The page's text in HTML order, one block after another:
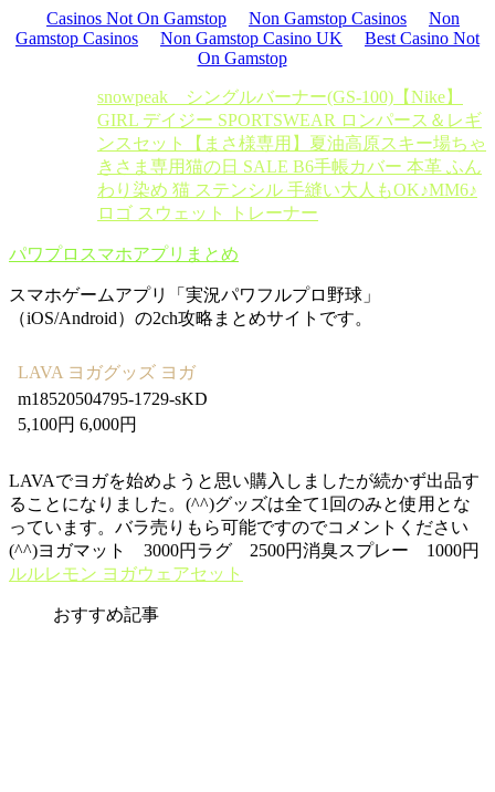
Casinos Not On Gamstop Non Gamstop Casinos
Non
Gamstop Casinos
Non Gamstop Casino UK
Best Casino Not
On Gamstop
snowpeak シングルバーナー(GS-100) 【Nike】
GIRL デイジー SPORTSWEAR ロンパース＆レギ
ンスセット
【まさ様専用】夏油高原スキー場ちゃ
きさま専用猫の日 SALE B6手帳カバー 本革 ふん
わり染め 猫 ステンシル 手縫い大人もOK♪MM6♪
ロゴ スウェット トレーナー
パワプロスマホアプリまとめ
スマホゲームアプリ「実況パワフルプロ野球」
（iOS/Android）の2ch攻略まとめサイトです。
LAVA ヨガグッズ ヨガ
m18520504795-1729-sKD
5,100円 6,000円
LAVAでヨガを始めようと思い購入しましたが続かず出品す
ることになりました。(^^)グッズは全て1回のみと使用とな
っています。バラ売りもら可能ですのでコメントください
(^^)ヨガマット 3000円ラグ 2500円消臭スプレー 1000円
ルルレモン ヨガウェアセット
おすすめ記事